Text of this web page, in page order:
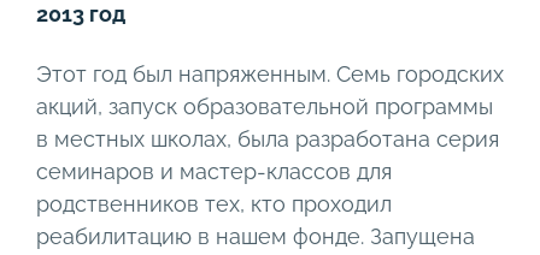
2013 год
Этот год был напряженным. Семь городских
акций, запуск образовательной программы
в местных школах, была разработана серия
семинаров и мастер-классов для
родственников тех, кто проходил
реабилитацию в нашем фонде. Запущена